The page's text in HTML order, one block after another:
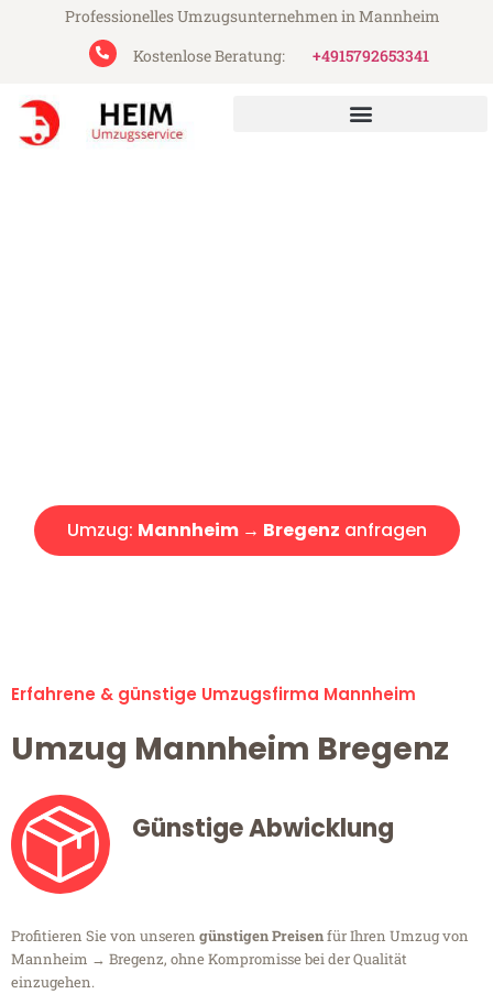
Professionelles Umzugsunternehmen in Mannheim
Kostenlose Beratung:
+4915792653341
Umzug: Mannheim → Bregenz anfragen
Erfahrene & günstige Umzugsfirma Mannheim
Umzug Mannheim Bregenz
Günstige Abwicklung
Profitieren Sie von unseren günstigen Preisenfür Ihren Umzug von
Mannheim → Bregenz, ohne Kompromisse bei der Qualität
einzugehen.